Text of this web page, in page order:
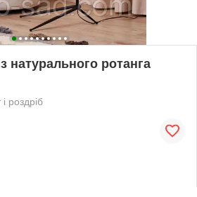
натурального ротанга
роздріб